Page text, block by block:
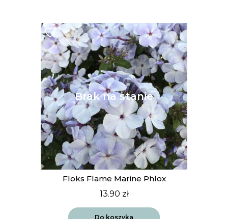
Floks Flame Marine Phlox
13.90 zł
Do koszyka